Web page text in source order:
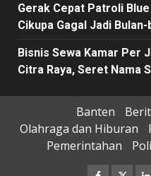
Gerak Cepat Patroli
Cikupa Gagal Jadi
Bisnis Sewa Kamar Per
Citra Raya, Seret Nama
Banten
Olahraga dan Hiburan
Pemerintahan